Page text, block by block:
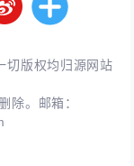
切版权均归源网站
除。邮箱：